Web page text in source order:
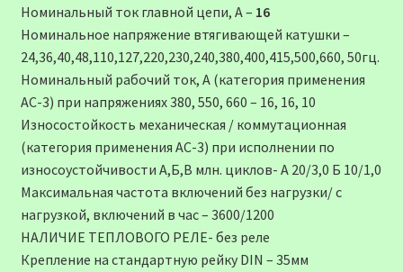
Номинальный ток главной цепи, А – 16
Номинальное напряжение втягивающей катушки –
24,36,40,48,110,127,220,230,240,380,400,415,500,660, 50гц.
Номинальный рабочий ток, А (категория применения
АС-3) при напряжениях 380, 550, 660 – 16, 16, 10
Износостойкость механическая / коммутационная
(категория применения АС-3) при исполнении по
износоустойчивости А,Б,В млн. циклов- А 20/3,0 Б 10/1,0
Максимальная частота включений без нагрузки/ с
нагрузкой, включений в час – 3600/1200
НАЛИЧИЕ ТЕПЛОВОГО РЕЛЕ- без реле
Крепление на стандартную рейку DIN – 35мм